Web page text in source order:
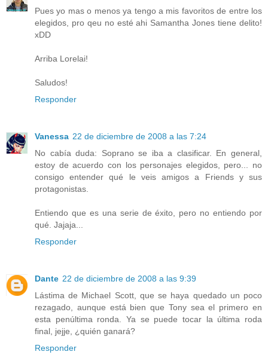
Pues yo mas o menos ya tengo a mis favoritos de entre los
elegidos, pro qeu no esté ahi Samantha Jones tiene delito!
xDD
Arriba Lorelai!
Saludos!
Responder
Vanessa 22 de diciembre de 2008 a las 7:24
No cabía duda: Soprano se iba a clasificar. En general,
estoy de acuerdo con los personajes elegidos, pero... no
consigo entender qué le veis amigos a Friends y sus
protagonistas.
Entiendo que es una serie de éxito, pero no entiendo por
qué. Jajaja...
Responder
Dante 22 de diciembre de 2008 a las 9:39
Lástima de Michael Scott, que se haya quedado un poco
rezagado, aunque está bien que Tony sea el primero en
esta penúltima ronda. Ya se puede tocar la última roda
final, jejje, ¿quién ganará?
Responder